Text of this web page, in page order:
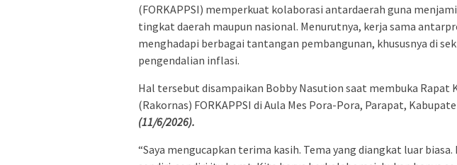
(FORKAPPSI) memperkuat kolaborasi antardaerah guna
tingkat daerah maupun nasional. Menurutnya, kerja sama
menghadapi berbagai tantangan pembangunan, khususnya di
pengendalian inflasi.
Hal tersebut disampaikan Bobby Nasution saat membuka Rapat
(Rakornas) FORKAPPSI di Aula Mes Pora-Pora, Parapat,
(11/6/2026).
“Saya mengucapkan terima kasih. Tema yang diangkat luar